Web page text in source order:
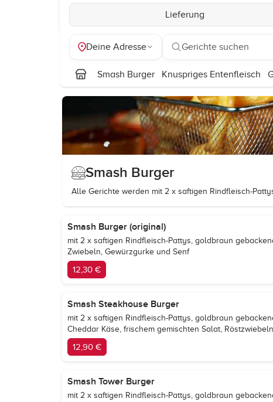
Lieferung
Deine Adresse Gerichte suchen
Smash Burger Knuspriges Entenfleisch
Smash Burger
Alle Gerichte werden mit 2 x saftigen Rindfleisch-
Smash Burger (original)
mit 2 x saftigen Rindfleisch-Pattys, goldbraun
Zwiebeln, Gewürzgurke und Senf
12,30 €
Smash Steakhouse Burger
mit 2 x saftigen Rindfleisch-Pattys, goldbraun
Cheddar Käse, frischem gemischten Salat,
12,90 €
Smash Tower Burger
mit 2 x saftigen Rindfleisch-Pattys, goldbraun